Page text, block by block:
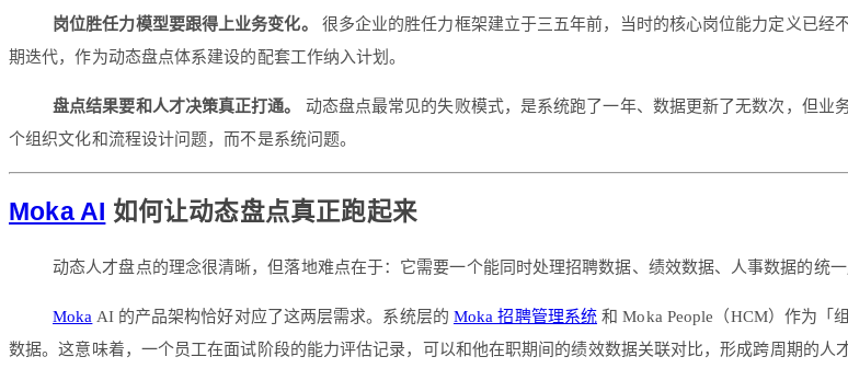
岗位胜任力模型要跟得上业务变化。
很多企业的胜任力框架建立于三五年前，当时的核心岗位能力定义已
期迭代，作为动态盘点体系建设的配套工作纳入计划。
盘点结果要和人才决策真正打通。
动态盘点最常见的失败模式，是系统跑了一年、数据更新了无数次，但
个组织文化和流程设计问题，而不是系统问题。
Moka AI 如何让动态盘点真正跑起来
动态人才盘点的理念很清晰，但落地难点在于：它需要一个能同时处理招聘数据、绩效数据、人事数据的统
Moka AI 的产品架构恰好对应了这两层需求。系统层的 Moka 招聘管理系统 和 Moka People（HCM）作为「
数据。这意味着，一个员工在面试阶段的能力评估记录，可以和他在职期间的绩效数据关联对比，形成跨周期的人